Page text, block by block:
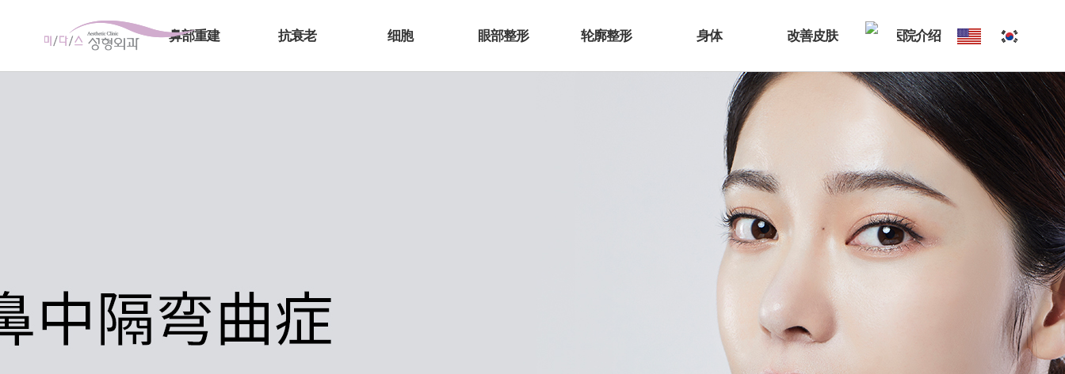
鼻部重建 抗衰老 细胞 眼部整形 轮廓整形 身体 改善皮肤 医院介绍